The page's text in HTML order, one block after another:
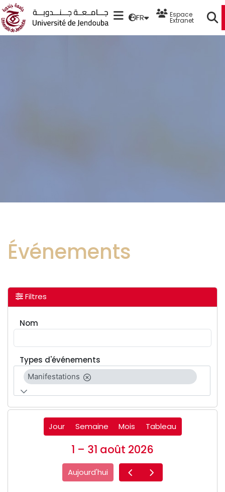
FR Espace
Extranet
Événements
Filtres
Nom
Types d'événements
Manifestations
Jour Semaine Mois Tableau
1 – 31 août 2026
Aujourd'hui